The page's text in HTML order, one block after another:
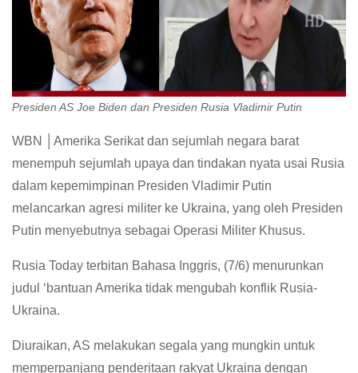
Presiden AS Joe Biden dan Presiden Rusia Vladimir Putin
WBN │Amerika Serikat dan sejumlah negara barat
menempuh sejumlah upaya dan tindakan nyata usai Rusia
dalam kepemimpinan Presiden Vladimir Putin
melancarkan agresi militer ke Ukraina, yang oleh Presiden
Putin menyebutnya sebagai Operasi Militer Khusus.
Rusia Today terbitan Bahasa Inggris, (7/6) menurunkan
judul ‘bantuan Amerika tidak mengubah konflik Rusia-
Ukraina.
Diuraikan, AS melakukan segala yang mungkin untuk
memperpanjang penderitaan rakyat Ukraina dengan